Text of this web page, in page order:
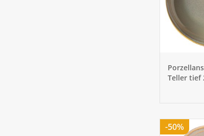
Teller tief
-50%